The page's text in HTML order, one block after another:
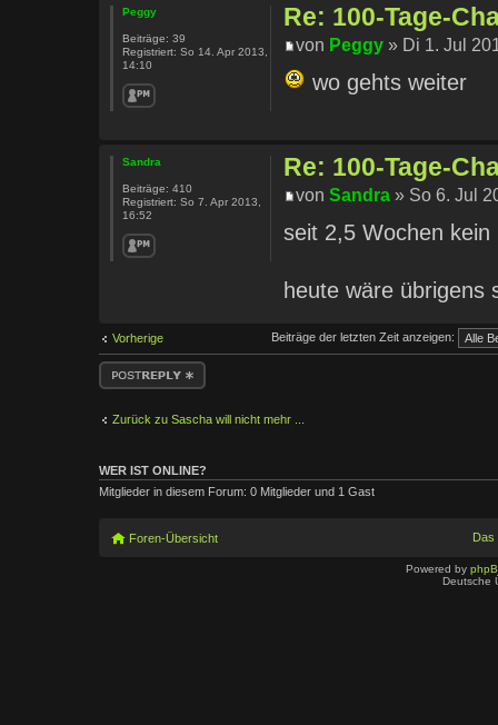
Re: 100-Tage-
von Peggy » Di 1. Jul
wo gehts weiter
Peggy
Beiträge: 39
Registriert: So 14. Apr 2013,
14:10
Re: 100-Tage-
vonSandra » So 6. Jul
seit 2,5 Wochen
heute wäre
Sandra
Beiträge: 410
Registriert: So 7. Apr 2013,
16:52
Vorherige Beiträge der letzten Zeit anzeigen:
Antwort erstellen
Zurück zu Sascha will nicht mehr ...
WER IST ONLINE?
Mitglieder in diesem Forum: 0 Mitglieder und 1 Gast
Foren-Übersicht Das
Powered by
Deutsche